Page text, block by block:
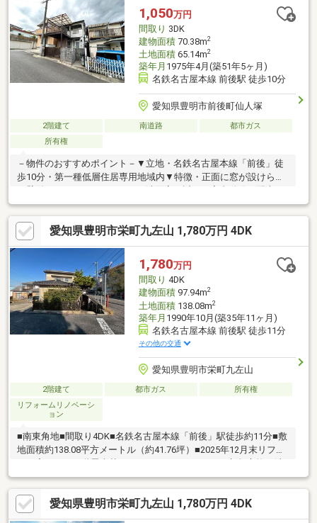
ください■ ご希望の住まい探しをお手伝いします
━━━━━・・・物件の詳細・ご相談はお気軽にお問い合わせく
ださい。
1,050万円
間取り 3DK
建物面積70.38m2
土地面積65.14m2
築年月 1975年4月(築51年5ヶ月)
名鉄名古屋本線 前後駅 徒歩10分
愛知県豊明市前後町仙人塚
2階建て 南道路
都市ガス
所有権
－物件のおすすめポイント－▼立地・名鉄名古屋本線「前後」徒
歩10分・第一種低層住居専用地域内▼特徴・正面に窓が設けられ
各和室・洋室は6帖以上の広さ・収納を確保・主寝室となる洋室は
約8.0帖、2面採光設計・玄関近くの和室は客間としても活用可
能・南面バルコニーは急な雨にも対応しやすい屋根付・水回り各
所に窓を設置▼周辺環境・大宮小学校 徒歩9分(約650m)・コープ
とよあけ店 徒歩9分(約700m)■ ご希望の住まい探しをお手伝いし
ます ━━━━━・・・物件の詳細・ご相談はお気軽にお問い合わ
せください。
愛知県豊明市栄町九左山 1,780万円 4DK
1,780万円
間取り 4DK
建物面積97.94m2
土地面積138.08m2
築年月 1990年10月(築35年11ヶ月)
名鉄名古屋本線 前後駅 徒歩11分
その他の交通
愛知県豊明市栄町九左山
2階建て 都市ガス
所有権
リフォームリノベーシ
ョン
■南東角地■間取り4DK■名鉄名古屋本線「前後」駅徒歩約11分■敷
地面積約138.08平方メートル（約41.76坪）■2025年12月末リフォ
面化粧台新規交換・洗面床クッションフロア・給湯器、トイレ新
規交換・2階各部屋クロス貼替・ハウスクリーニング等）～周辺環
境～栄小学校・・・約640ｍ（徒歩約8分）栄中学校・・・約600
ｍ（徒歩約8分）アオキスーパー前後店・・・約550ｍ（徒歩約7
愛知県豊明市栄町九左山 1,780万円 4DK